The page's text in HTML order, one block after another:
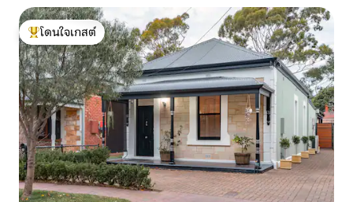
โดนใจเกสต์ที่สุด
โดนใจเกสต์